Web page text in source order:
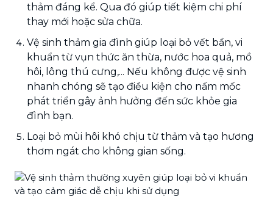
thảm đáng kể. Qua đó giúp tiết kiệm chi phí
thay mới hoặc sửa chữa.
Vệ sinh thảm gia đình giúp loại bỏ vết bẩn, vi
khuẩn từ vụn thức ăn thừa, nước hoa quả, mồ
hôi, lông thú cưng,... Nếu không được vệ sinh
nhanh chóng sẽ tạo điều kiện cho nấm mốc
phát triển gây ảnh hưởng đến sức khỏe gia
đình bạn.
Loại bỏ mùi hôi khó chịu từ thảm và tạo hương
thơm ngát cho không gian sống.